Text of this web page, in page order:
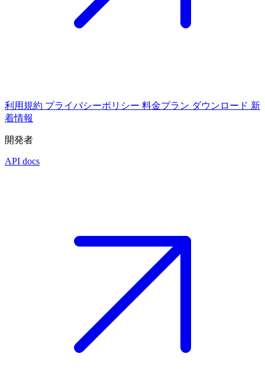
利用規約 プライバシーポリシー 料金プラン ダウンロード 新
着情報
開発者
API docs